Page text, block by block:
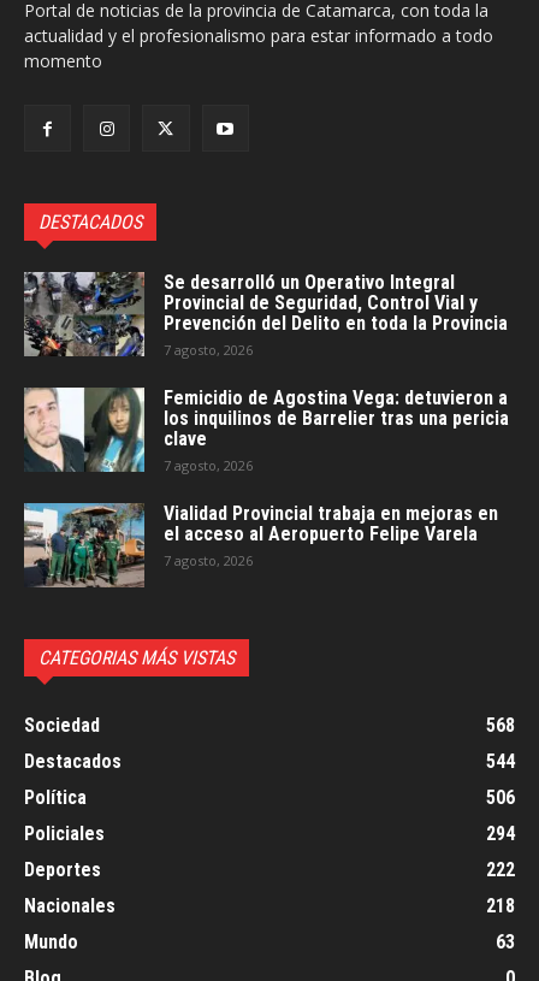
Portal de noticias de la provincia de Catamarca, con toda la
actualidad y el profesionalismo para estar informado a todo
momento
DESTACADOS
Se desarrolló un Operativo Integral
Provincial de Seguridad, Control Vial y
Prevención del Delito en toda la Provincia
7 agosto, 2026
Femicidio de Agostina Vega: detuvieron a
los inquilinos de Barrelier tras una pericia
clave
7 agosto, 2026
Vialidad Provincial trabaja en mejoras en
el acceso al Aeropuerto Felipe Varela
7 agosto, 2026
CATEGORIAS MÁS VISTAS
Sociedad
568
Destacados
544
Política
506
Policiales
294
Deportes
222
Nacionales
218
Mundo
63